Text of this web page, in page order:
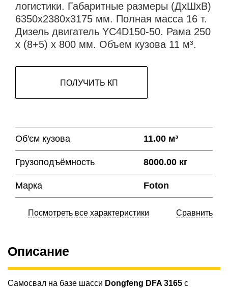
логистики. Габаритные размеры (ДхШхВ)
6350х2380х3175 мм. Полная масса 16 т.
Дизель двигатель YC4D150-50. Рама 250
х (8+5) х 800 мм. Объем кузова 11 м³.
ПОЛУЧИТЬ КП
Об'єм кузова 11.00 м³
Грузоподъёмность 8000.00 кг
Марка Foton
Посмотреть все характеристики Сравнить
Описание
Самосвал на базе шасси Dongfeng DFA 3165 с